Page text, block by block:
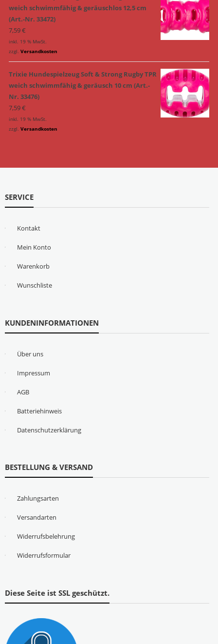
weich schwimmfähig & geräuschlos 12,5 cm
(Art.-Nr. 33472)
7,59€
inkl. 19 % MwSt.
zzgl. Versandkosten
Trixie Hundespielzeug Soft & Strong Rugby TPR
weich schwimmfähig & geräusch 10 cm (Art.-
Nr. 33476)
7,59€
inkl. 19 % MwSt.
zzgl. Versandkosten
SERVICE
Kontakt
Mein Konto
Warenkorb
Wunschliste
KUNDENINFORMATIONEN
Über uns
Impressum
AGB
Batteriehinweis
Datenschutzerklärung
BESTELLUNG & VERSAND
Zahlungsarten
Versandarten
Widerrufsbelehrung
Widerrufsformular
Diese Seite ist SSL geschützt.